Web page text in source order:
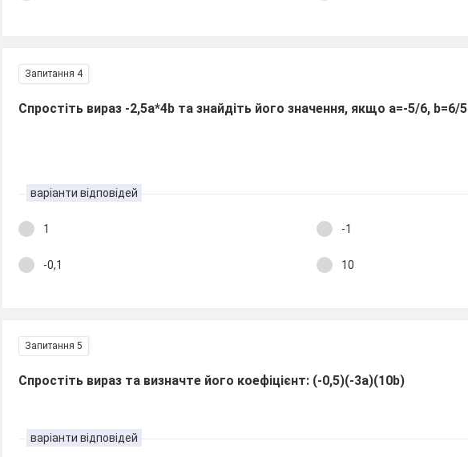
Запитання 4
Спростіть вираз -2,5a*4b та знайдіть його значення, якщо a=-5/6, b=6/5
варіанти відповідей
1 -1
-0,1 10
Запитання 5
Cпростіть вираз та визначте його коефіцієнт: (-0,5)(-3a)(10b)
варіанти відповідей